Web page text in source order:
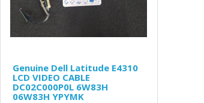
Genuine Dell Latitude E4310
LCD VIDEO CABLE
DC02C000P0L 6W83H
06W83H YPYMK